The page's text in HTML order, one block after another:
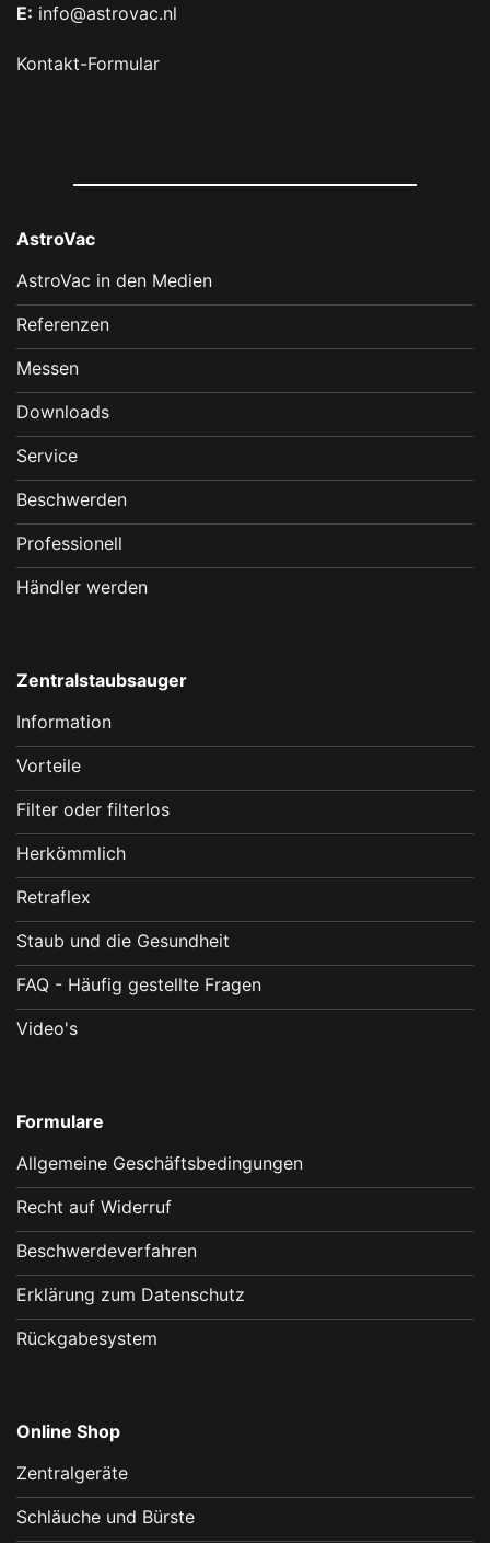
E: info@astrovac.nl
Kontakt-Formular
AstroVac
AstroVac in den Medien
Referenzen
Messen
Downloads
Service
Beschwerden
Professionell
Händler werden
Zentralstaubsauger
Information
Vorteile
Filter oder filterlos
Herkömmlich
Retraflex
Staub und die Gesundheit
FAQ - Häufig gestellte Fragen
Video's
Formulare
Allgemeine Geschäftsbedingungen
Recht auf Widerruf
Beschwerdeverfahren
Erklärung zum Datenschutz
Rückgabesystem
Online Shop
Zentralgeräte
Schläuche und Bürste